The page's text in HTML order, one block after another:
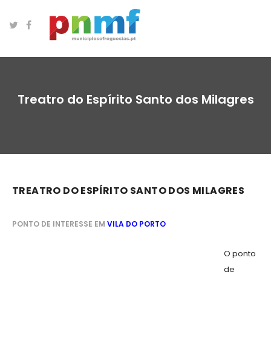
Treatro do Espírito Santo dos Milagres
TREATRO DO ESPÍRITO SANTO DOS MILAGRES
PONTO DE INTERESSE EM VILA DO PORTO
O ponto
de